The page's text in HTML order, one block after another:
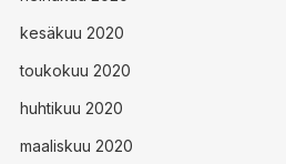
kesäkuu 2020
toukokuu 2020
huhtikuu 2020
maaliskuu 2020